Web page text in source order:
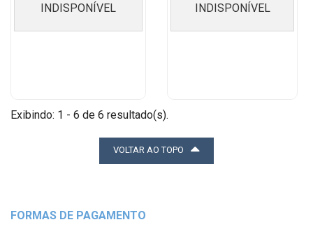
INDISPONÍVEL INDISPONÍVEL
Exibindo: 1 - 6 de 6 resultado(s).
VOLTAR AO TOPO
FORMAS DE PAGAMENTO